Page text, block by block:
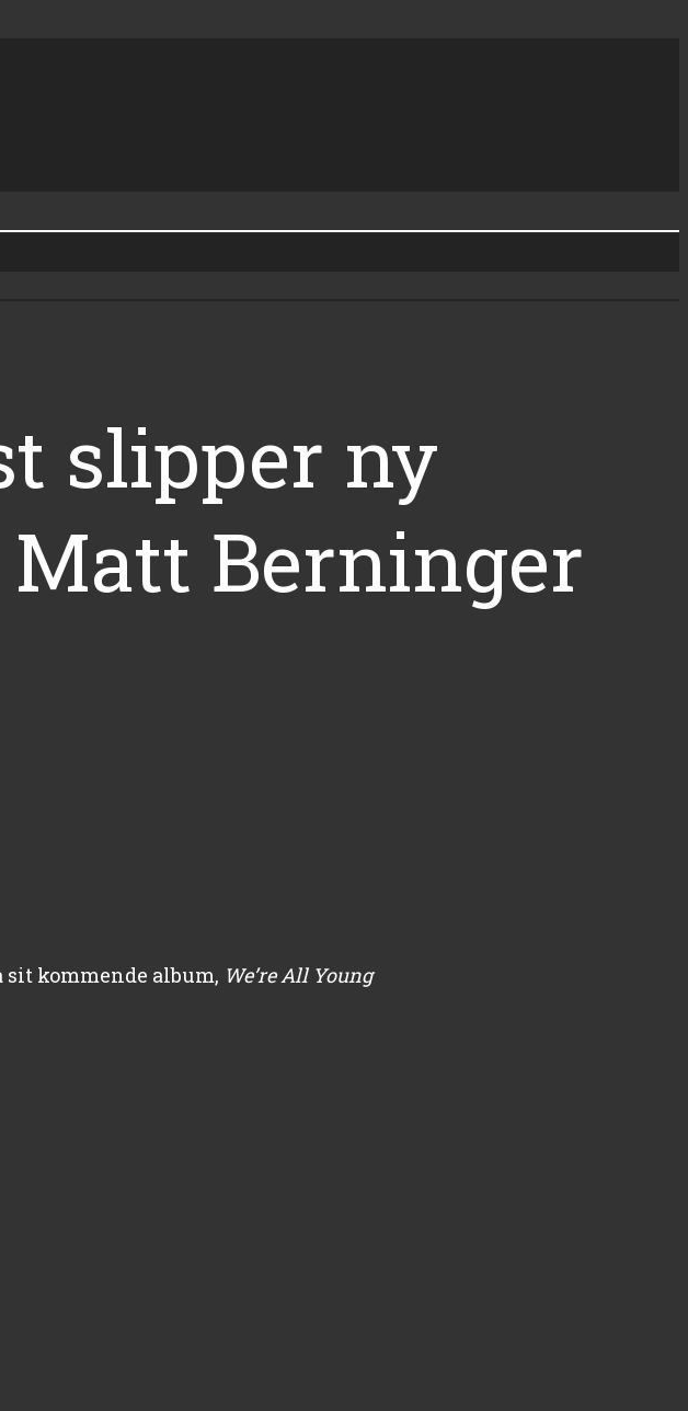
slipper ny
Berninger
kommende album, We’re All Young